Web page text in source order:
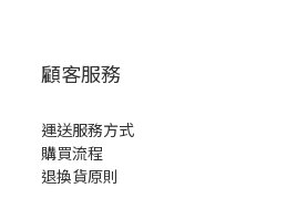
顧客服務
運送服務方式
購買流程
退換貨原則